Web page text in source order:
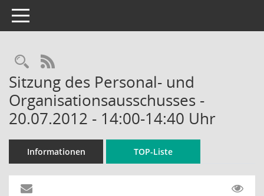
Toggle navigation
Rechercheauswahl
RSS-Feed
Sitzung des Personal- und
Organisationsausschusses -
20.07.2012 - 14:00-14:40 Uhr
Informationen TOP-Liste